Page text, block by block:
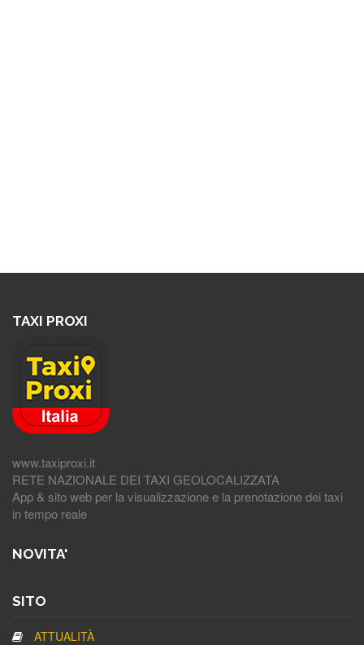
TAXI PROXI
www.taxiproxi.it
RETE NAZIONALE DEI TAXI GEOLOCALIZZATA
App & sito web per la visualizzazione e la prenotazione dei taxi
in tempo reale
NOVITA'
SITO
ATTUALITÀ